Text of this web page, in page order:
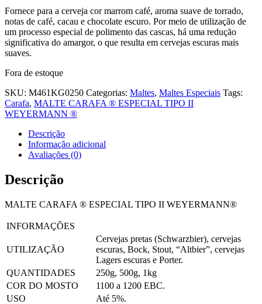
Fornece para a cerveja cor marrom café, aroma suave de torrado,
notas de café, cacau e chocolate escuro. Por meio de utilização de
um processo especial de polimento das cascas, há uma redução
significativa do amargor, o que resulta em cervejas escuras mais
suaves.
Fora de estoque
SKU: M461KG0250 Categorias: Maltes, Maltes Especiais Tags:
Carafa, MALTE CARAFA ® ESPECIAL TIPO II
WEYERMANN ®
Descrição
Informação adicional
Avaliações (0)
Descrição
MALTE CARAFA ® ESPECIAL TIPO II WEYERMANN®
INFORMAÇÕES
UTILIZAÇÃO
Cervejas pretas (Schwarzbier), cervejas
escuras, Bock, Stout, “Altbier”, cervejas
Lagers escuras e Porter.
QUANTIDADES
250g, 500g, 1kg
COR DO MOSTO
1100 a 1200 EBC.
USO
Até 5%.